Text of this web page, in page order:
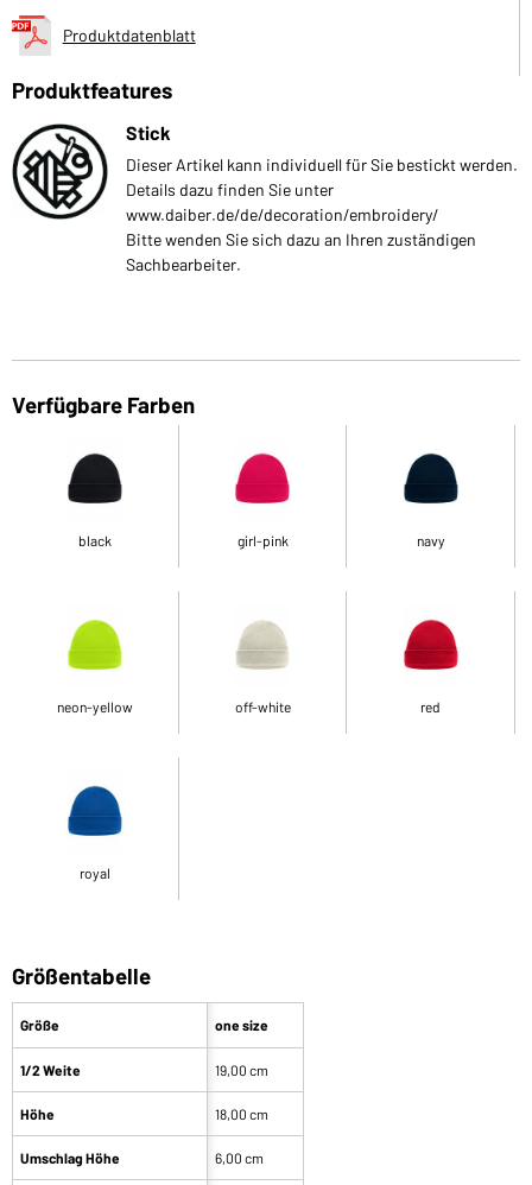
Produktdatenblatt
Produktfeatures
Stick
Dieser Artikel kann individuell für Sie bestickt werden.
Details dazu finden Sie unter
www.daiber.de/de/decoration/embroidery/
Bitte wenden Sie sich dazu an Ihren zuständigen
Sachbearbeiter.
Verfügbare Farben
black girl-pink navy
neon-yellow off-white red
royal
Größentabelle
Größe
1/2 Weite
Höhe
Umschlag Höhe
one size
19,00 cm
18,00 cm
6,00 cm